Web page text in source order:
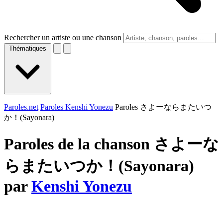
Rechercher un artiste ou une chanson
Thématiques
Paroles.net Paroles Kenshi Yonezu Paroles さよーならまたいつ
か！(Sayonara)
Paroles de la chanson さよーな
らまたいつか！(Sayonara)
parKenshi Yonezu